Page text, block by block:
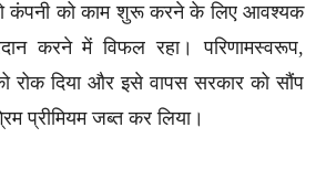
कंपनी को काम शुरू करने के लिए आवश्यक
करने में विफल रहा। परिणामस्वरूप,
रोक दिया और इसे वापस सरकार को सौंप
प्रीमियम जब्त कर लिया।